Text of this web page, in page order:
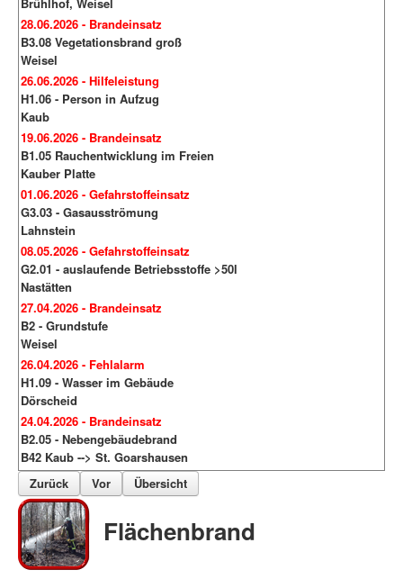
28.06.2026 - Brandeinsatz
B3.08 Vegetationsbrand groß
Weisel
26.06.2026 - Hilfeleistung
H1.06 - Person in Aufzug
Kaub
19.06.2026 - Brandeinsatz
B1.05 Rauchentwicklung im Freien
Kauber Platte
01.06.2026 - Gefahrstoffeinsatz
G3.03 - Gasausströmung
Lahnstein
08.05.2026 - Gefahrstoffeinsatz
G2.01 - auslaufende Betriebsstoffe >50l
Nastätten
27.04.2026 - Brandeinsatz
B2 - Grundstufe
Weisel
26.04.2026 - Fehlalarm
H1.09 - Wasser im Gebäude
Dörscheid
24.04.2026 - Brandeinsatz
B2.05 - Nebengebäudebrand
B42 Kaub --> St. Goarshausen
Zurück
Vor Übersicht
Flächenbrand